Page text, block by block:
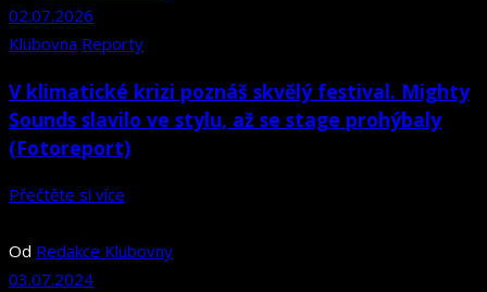
02.07.2026
Klubovna Reporty
V klimatické krizi poznáš skvělý festival. Mighty
Sounds slavilo ve stylu, až se stage prohýbaly
(Fotoreport)
Přečtěte si více
Od Redakce Klubovny
03.07.2024